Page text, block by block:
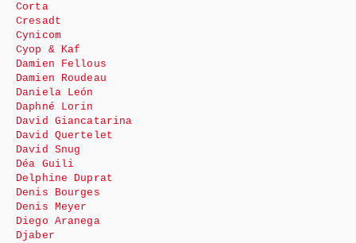
Corta
Cresadt
Cynicom
Cyop & Kaf
Damien Fellous
Damien Roudeau
Daniela León
Daphné Lorin
David Giancatarina
David Quertelet
David Snug
Déa Guili
Delphine Duprat
Denis Bourges
Denis Meyer
Diego Aranega
Djaber